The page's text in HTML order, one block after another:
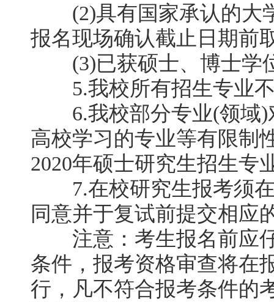
(2)具有国家承认的大
报名现场确认截止日期前
(3)已获硕士、博士学
5.我校所有招生专业不
6.我校部分专业(领域)
高校学习的专业等有限制
2020年硕士研究生招生专
7.在校研究生报考须在
同意并于复试前提交相应
注意：考生报名前应仔
条件，报考资格审查将在
行，凡不符合报考条件的